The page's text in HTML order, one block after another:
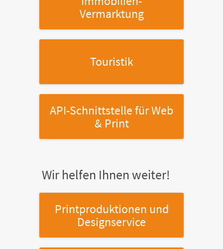
Vermarktung
Touristik
API-Schnittstellefür Web
& Print
Wir helfen Ihnen weiter!
Printproduktionen und
Designservice